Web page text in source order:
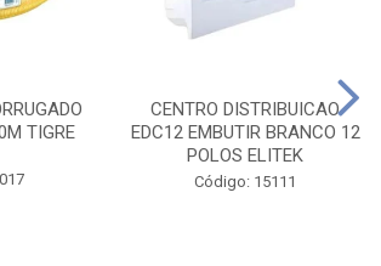
TIGRE
CENTRO DISTRIBUICAO
EDC12 EMBUTIR BRANCO 12
POLOS ELITEK
Código: 15111